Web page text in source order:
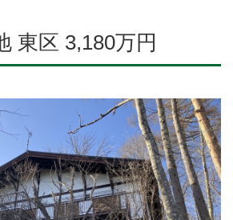
東区 3,180万円